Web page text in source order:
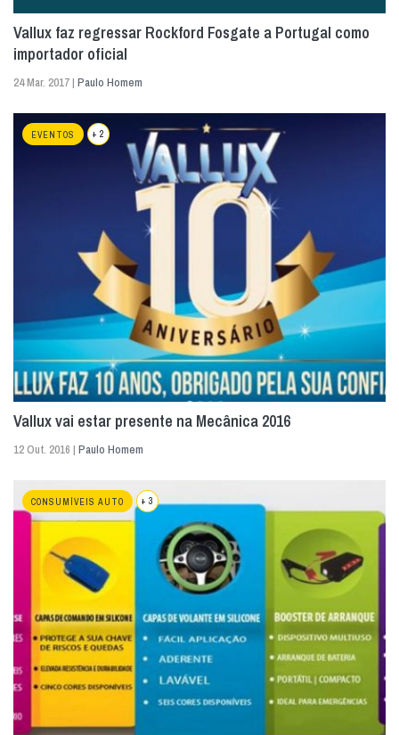
Vallux faz regressar Rockford Fosgate a Portugal como
importador oficial
24 Mar. 2017 | Paulo Homem
EVENTOS + 2
Vallux vai estar presente na Mecânica 2016
12 Out. 2016 | Paulo Homem
CONSUMÍVEIS AUTO + 3